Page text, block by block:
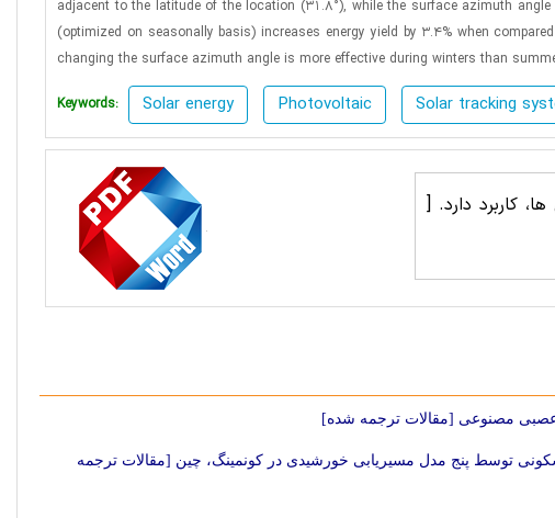
adjacent to the latitude of the location (31.8°), while the surface azimuth
(optimized on seasonally basis) increases energy yield by 3.4% when
changing the surface azimuth angle is more effective during winters than
Keywords: Solar energy Photovoltaic Solar tracking
کاربرد دارد. [
عصبی مصنوعی [مقالات ترجمه شده]
توسط پنج مدل مسیریابی خورشیدی در کونمینگ، چین [مقالات ترجمه